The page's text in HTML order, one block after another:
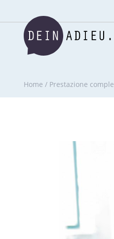
Home / Prestazione